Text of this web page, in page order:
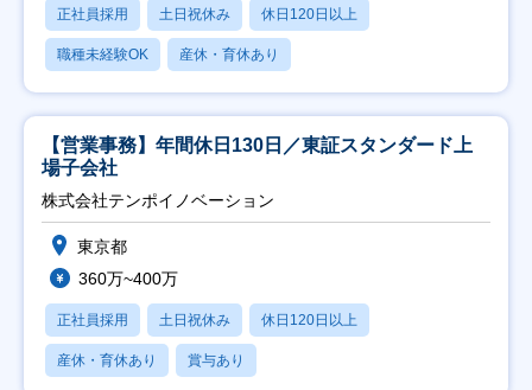
正社員採用 土日祝休み 休日120日以上
職種未経験OK 産休・育休あり
【営業事務】年間休日130日／東証スタンダード上
場子会社
株式会社テンポイノベーション
東京都
360万~400万
正社員採用 土日祝休み 休日120日以上
産休・育休あり 賞与あり